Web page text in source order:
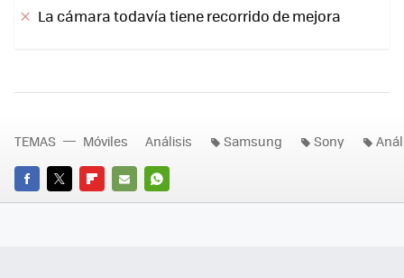
La cámara todavía tiene recorrido de mejora
FACEBOOK
TWITTERFLIPBOARD
E-
WHATSAPP
TEMAS Móviles Análisis Samsung Sony